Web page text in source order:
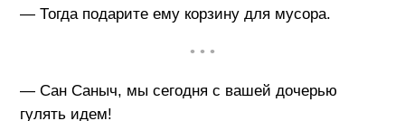
— Тогда подарите ему корзину для мусора.
• • •
— Сан Саныч, мы сегодня с вашей дочерью
гулять идем!